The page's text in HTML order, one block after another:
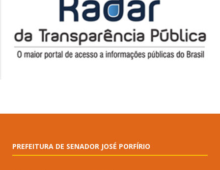
PREFEITURA DE SENADOR JOSÉ PORFÍRIO